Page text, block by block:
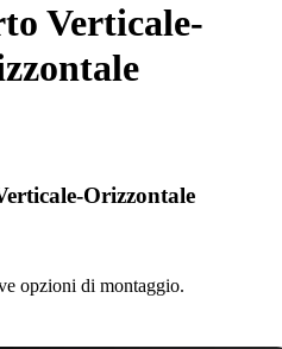
Verticale-
Orizzontale
opzioni di montaggio.